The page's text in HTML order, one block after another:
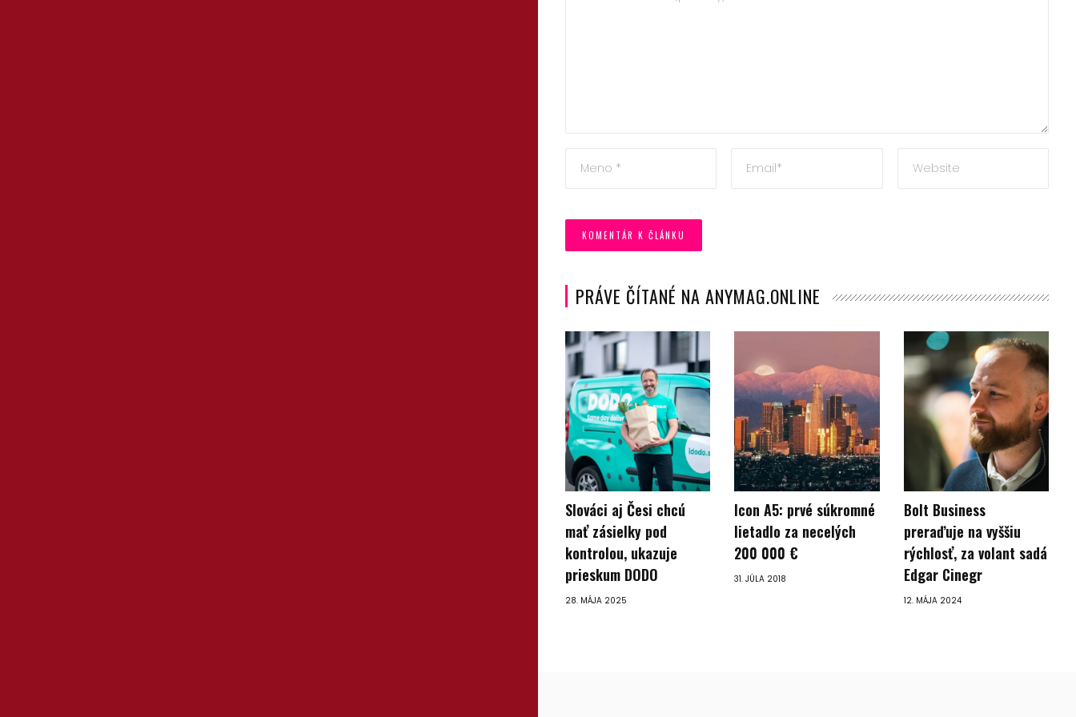
PRÁVE ČÍTANÉ NA ANYMAG.ONLINE
Slováci aj Česi chcú
mať zásielky pod
kontrolou, ukazuje
prieskum DODO
28. MÁJA 2025
Icon A5: prvé súkromné
lietadlo za necelých
200 000 €
31. JÚLA 2018
Bolt Business
preraďuje na vyššiu
rýchlosť, za volant sadá
Edgar Cinegr
12. MÁJA 2024